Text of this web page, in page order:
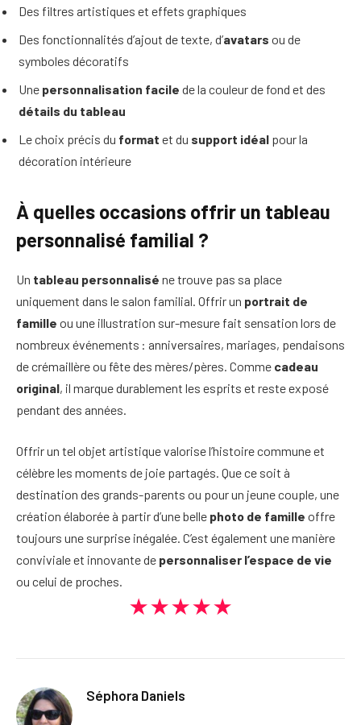
Des filtres artistiques et effets graphiques
Des fonctionnalités d’ajout de texte, d’avatars ou de
symboles décoratifs
Une personnalisation facile de la couleur de fond et des
détails du tableau
Le choix précis du format et du support idéal pour la
décoration intérieure
À quelles occasions offrir un tableau
personnalisé familial ?
Un tableau personnalisé ne trouve pas sa place
uniquement dans le salon familial. Offrir un portrait de
famille ou une illustration sur-mesure fait sensation lors de
nombreux événements : anniversaires, mariages, pendaisons
de crémaillère ou fête des mères/pères. Comme cadeau
original, il marque durablement les esprits et reste exposé
pendant des années.
Offrir un tel objet artistique valorise l’histoire commune et
célèbre les moments de joie partagés. Que ce soit à
destination des grands-parents ou pour un jeune couple, une
création élaborée à partir d’une belle photo de famille offre
toujours une surprise inégalée. C’est également une manière
conviviale et innovante de personnaliser l’espace de vie
ou celui de proches.
★★★★★
Séphora Daniels